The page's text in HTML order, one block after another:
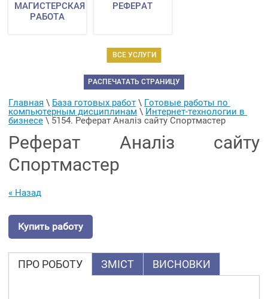
ВСЕ УСЛУГИ
МАГИСТЕРСКАЯ
РАБОТА
РЕФЕРАТ
РАСПЕЧАТАТЬ СТРАНИЦУ
Главная \ База готовых работ \ Готовые работы по
компьютерным дисциплинам \ Интернет-технологии в
бизнесе \ 5154. Реферат Аналіз сайту Спортмастер
Реферат Аналіз сайту
Спортмастер
« Назад
Купить работу
ПРО РОБОТУ ЗМІСТ ВИСНОВКИ